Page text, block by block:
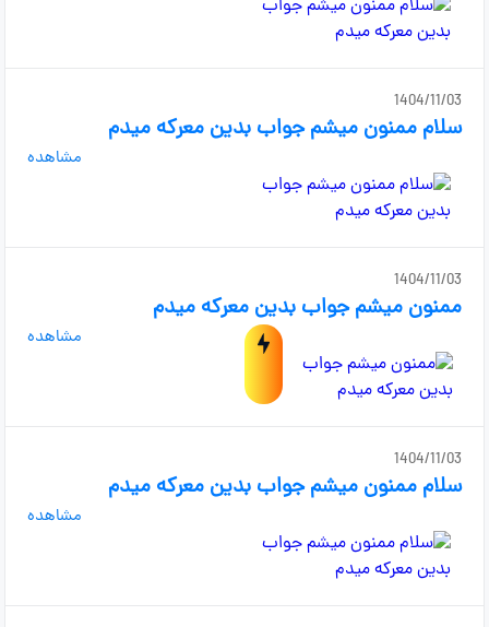
1404/11/03
سلام ممنون میشم جواب بدین معرکه میدم
مشاهده
1404/11/03
ممنون میشم جواب بدین معرکه میدم
مشاهده
1404/11/03
سلام ممنون میشم جواب بدین معرکه میدم
مشاهده